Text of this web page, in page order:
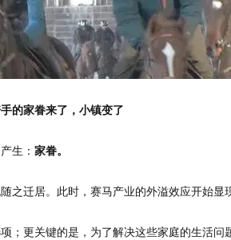
的家眷来了，小镇变了
生： 家眷。
之迁居。此时，赛马产业的外溢效应开始显
；更关键的是，为了解决这些家庭的生活问